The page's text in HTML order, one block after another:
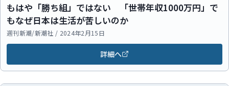
もはや「勝ち組」ではない 「世帯年収1000万円」で
もなぜ日本は生活が苦しいのか
週刊新潮/新潮社 / 2024年2月15日
詳細へ